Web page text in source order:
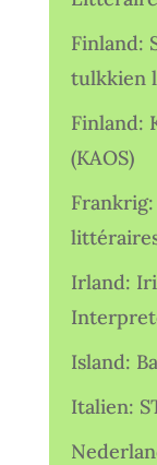
Finland:
tulkkien
Finland:
(KAOS)
Irland:
Island:
Italien: